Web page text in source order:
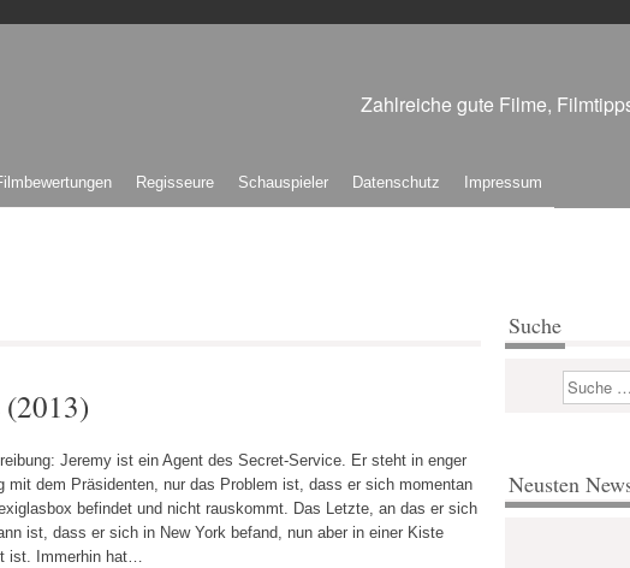
Zahlreiche gute Filme,
Regisseure Schauspieler Datenschutz Impressum
Jeremy ist ein Agent des Secret-Service. Er steht in enger
mit dem Präsidenten, nur das Problem ist, dass er sich momentan
befindet und nicht rauskommt. Das Letzte, an das er sich
ist, dass er sich in New York befand, nun aber in einer Kiste
ist. Immerhin hat…
Suche
Suchen
Neusten